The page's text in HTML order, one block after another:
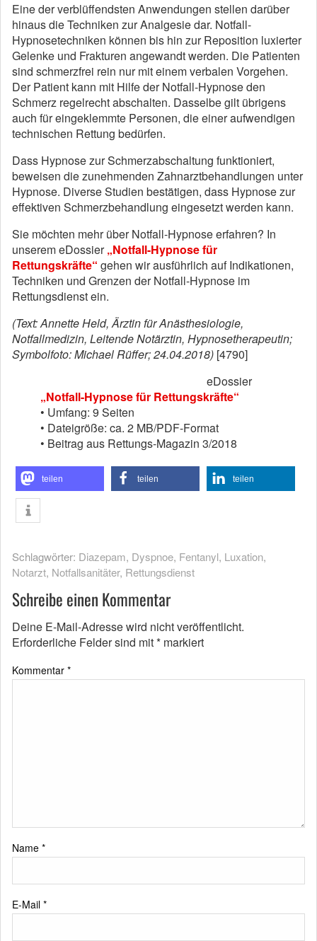
Eine der verblüffendsten Anwendungen stellen darüber
hinaus die Techniken zur Analgesie dar. Notfall-
Hypnosetechniken können bis hin zur Reposition luxierter
Gelenke und Frakturen angewandt werden. Die Patienten
sind schmerzfrei rein nur mit einem verbalen Vorgehen.
Der Patient kann mit Hilfe der Notfall-Hypnose den
Schmerz regelrecht abschalten. Dasselbe gilt übrigens
auch für eingeklemmte Personen, die einer aufwendigen
technischen Rettung bedürfen.
Dass Hypnose zur Schmerzabschaltung funktioniert,
beweisen die zunehmenden Zahnarztbehandlungen unter
Hypnose. Diverse Studien bestätigen, dass Hypnose zur
effektiven Schmerzbehandlung eingesetzt werden kann.
Sie möchten mehr über Notfall-Hypnose erfahren? In
unserem eDossier„Notfall-Hypnose für
Rettungskräfte“ gehen wir ausführlich auf Indikationen,
Techniken und Grenzen der Notfall-Hypnose im
Rettungsdienst ein.
(Text: Annette Held, Ärztin für Anästhesiologie,
Notfallmedizin, Leitende Notärztin, Hypnosetherapeutin;
Symbolfoto: Michael Rüffer; 24.04.2018) [4790]
eDossier
„Notfall-Hypnose für Rettungskräfte“
• Umfang: 9 Seiten
• Dateigröße: ca. 2 MB/PDF-Format
• Beitrag aus Rettungs-Magazin 3/2018
teilen teilen teilen
Schlagwörter: Diazepam, Dyspnoe, Fentanyl, Luxation,
Notarzt, Notfallsanitäter, Rettungsdienst
Schreibe einen Kommentar
Deine E-Mail-Adresse wird nicht veröffentlicht.
Erforderliche Felder sind mit* markiert
Kommentar *
Name *
E-Mail *